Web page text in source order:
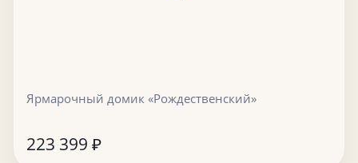
Ярмарочный домик «Рождественский»
223 399 ₽